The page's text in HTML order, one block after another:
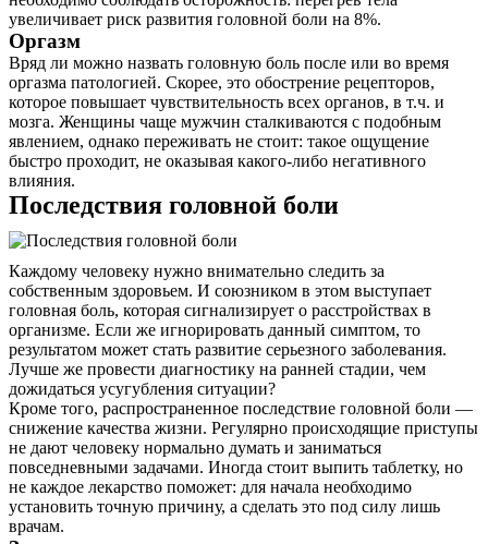
увеличивает риск развития головной боли на 8%.
Оргазм
Вряд ли можно назвать головную боль после или во время
оргазма патологией. Скорее, это обострение рецепторов,
которое повышает чувствительность всех органов, в т.ч. и
мозга. Женщины чаще мужчин сталкиваются с подобным
явлением, однако переживать не стоит: такое ощущение
быстро проходит, не оказывая какого-либо негативного
влияния.
Последствия головной боли
Каждому человеку нужно внимательно следить за
собственным здоровьем. И союзником в этом выступает
головная боль, которая сигнализирует о расстройствах в
организме. Если же игнорировать данный симптом, то
результатом может стать развитие серьезного заболевания.
Лучше же провести диагностику на ранней стадии, чем
дожидаться усугубления ситуации?
Кроме того, распространенное последствие головной боли ―
снижение качества жизни. Регулярно происходящие приступы
не дают человеку нормально думать и заниматься
повседневными задачами. Иногда стоит выпить таблетку, но
не каждое лекарство поможет: для начала необходимо
установить точную причину, а сделать это под силу лишь
врачам.